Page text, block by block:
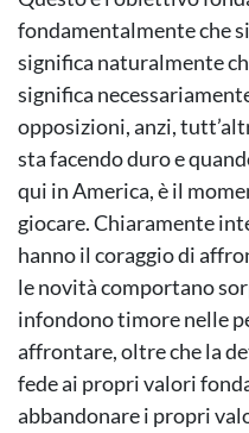
fondamentalmente che
significa naturalmente
significa
opposizioni, anzi,
sta facendo duro e
qui in America, è il
giocare. Chiaramente
hanno il coraggio di
le novità comportano
infondono timore nelle
affrontare, oltre che la
fede ai propri valori
abbandonare i propri